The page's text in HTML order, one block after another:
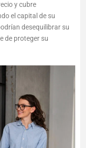
y cubre
el capital de su
desequilibrar su
de proteger su